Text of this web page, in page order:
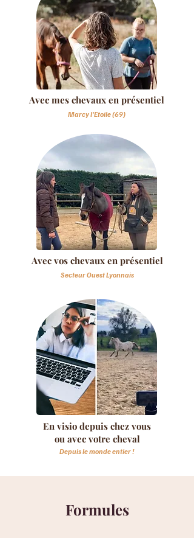
Avec mes chevaux en présentiel
Marcy l'Etoile (69)
Avec vos chevaux en présentiel
Secteur Ouest Lyonnais
En visio depuis chez vous
ou avec votre cheval
Depuis le monde entier !
Formules